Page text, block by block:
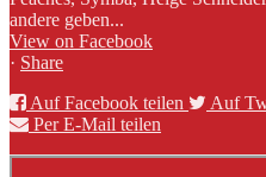
andere geben...
View on Facebook
· Share
Auf Facebook teilen
Auf
Per E-Mail teilen